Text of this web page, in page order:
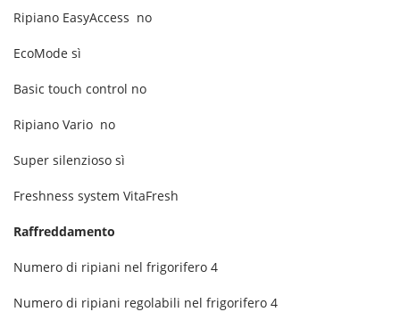
Ripiano EasyAccess no
EcoMode sì
Basic touch control no
Ripiano Vario no
Super silenzioso sì
Freshness system VitaFresh
Raffreddamento
Numero di ripiani nel frigorifero 4
Numero di ripiani regolabili nel frigorifero 4